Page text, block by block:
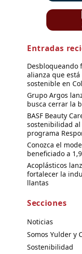
Entradas
Desbloqueando
alianza que
sostenible en
Grupo Argos
busca cerrar la
BASF Beauty
sostenibilidad
programa
Conozca el
beneficiado a
Acoplásticos
fortalecer la
llantas
Secciones
Noticias
Somos Yulder y
Sostenibilidad